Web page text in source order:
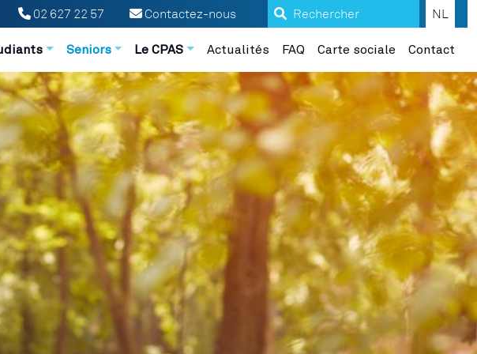
Search NL
Contactez-nous
02 627 22 57
Seniors Le CPAS Actualités FAQ Carte sociale Contact